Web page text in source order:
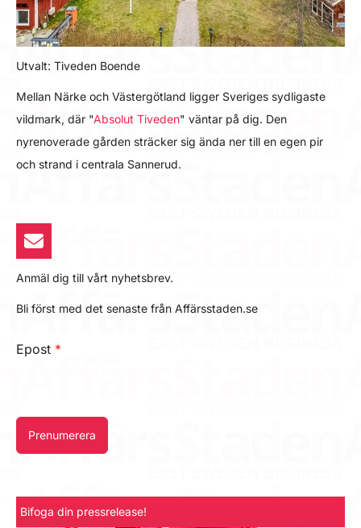
Utvalt: Tiveden Boende
Mellan Närke och Västergötland ligger Sveriges sydligaste
vildmark, där "Absolut Tiveden" väntar på dig. Den
nyrenoverade gården sträcker sig ända ner till en egen pir
och strand i centrala Sannerud.
Anmäl dig till vårt nyhetsbrev.
Bli först med det senaste från Affärsstaden.se
Epost *
Prenumerera
Bifoga din pressrelease!